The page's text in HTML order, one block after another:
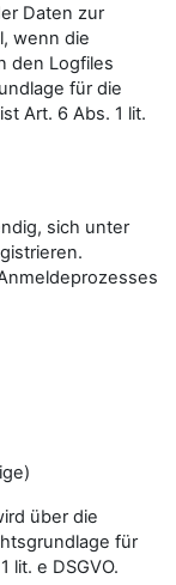
Daten zur
wenn die
den Logfiles
für die
Art. 6 Abs. 1 lit.
sich unter
über die
für
lit. e DSGVO.